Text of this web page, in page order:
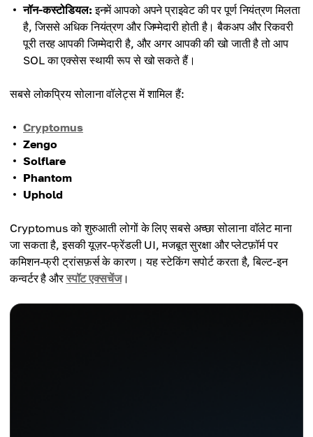
नॉन-कस्टोडियल: इनमें आपको अपने प्राइवेट की पर पूर्ण नियंत्रण मिलता
है, जिससे अधिक नियंत्रण और जिम्मेदारी होती है। बैकअप और रिकवरी
पूरी तरह आपकी जिम्मेदारी है, और अगर आपकी की खो जाती है तो आप
SOL का एक्सेस स्थायी रूप से खो सकते हैं।
सबसे लोकप्रिय सोलाना वॉलेट्स में शामिल हैं:
Cryptomus
Zengo
Solflare
Phantom
Uphold
Cryptomus को शुरुआती लोगों के लिए सबसे अच्छा सोलाना वॉलेट माना
जा सकता है, इसकी यूज़र-फ्रेंडली UI, मजबूत सुरक्षा और प्लेटफ़ॉर्म पर
कमिशन-फ्री ट्रांसफ़र्स के कारण। यह स्टेकिंग सपोर्ट करता है, बिल्ट-इन
कन्वर्टर है औरस्पॉट एक्सचेंज।